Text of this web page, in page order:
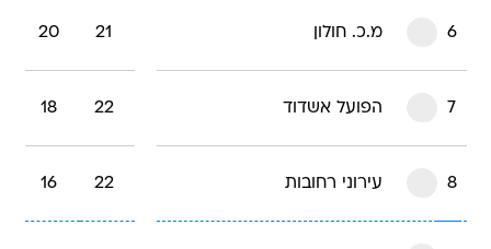
6 מ.כ. חולון 21
20
7 הפועל אשדוד 22
18
8 עירוני רחובות 22
16